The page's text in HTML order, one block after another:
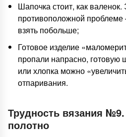
Шапочка стоит, как валенок.
противоположной проблеме
взять побольше;
Готовое изделие
пропали напрасно, готовую
или хлопка можно
отпаривания.
Трудность вязания
полотно